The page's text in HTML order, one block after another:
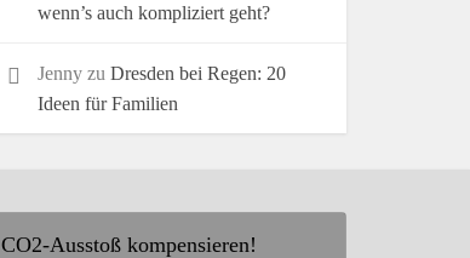
wenn’s auch kompliziert geht?
Jenny zu Dresden bei Regen: 20
Ideen für Familien
CO2-Ausstoß kompensieren!